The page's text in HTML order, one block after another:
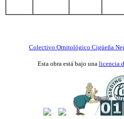
Colectivo Ornitológico Cigüeña
Esta obra está bajo una licencia